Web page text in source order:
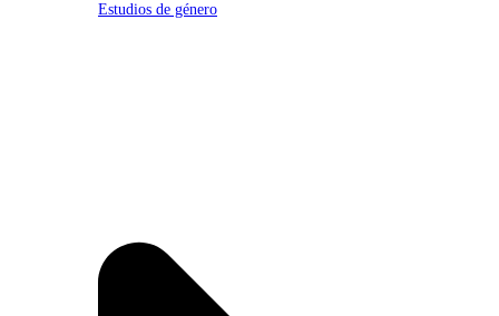
Estudios de género